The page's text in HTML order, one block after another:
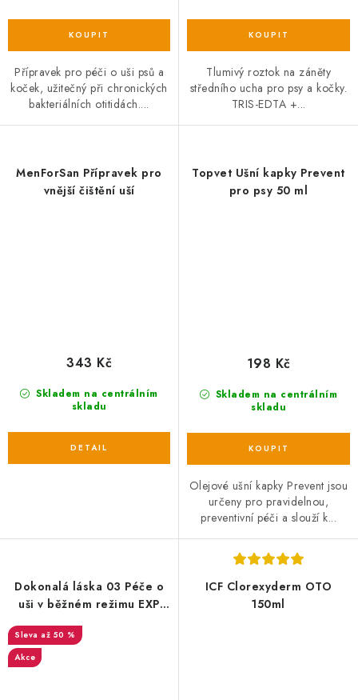
Přípravek pro péči o uši psů a
koček, užitečný při chronických
bakteriálních otitidách....
Tlumivý roztok na záněty
středního ucha pro psy a kočky.
TRIS-EDTA +...
MenForSan Přípravek pro
vnější čištění uší
Skladem na centrálním
skladu
343 Kč
Topvet Ušní kapky Prevent
pro psy 50 ml
Skladem na centrálním
skladu
198 Kč
Olejové ušní kapky Prevent jsou
určeny pro pravidelnou,
preventivní péči a slouží k...
Dokonalá láska 03 Péče o
uši v běžném režimu EXP
až 50 %
Akce
ICF Clorexyderm OTO
150ml